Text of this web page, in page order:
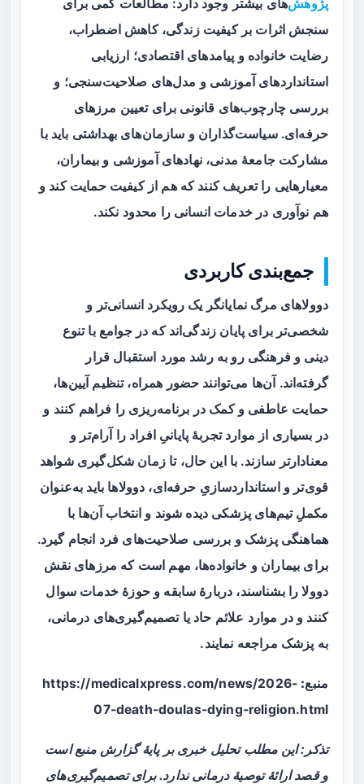
پژوهش‌های بیشتر وجود دارد: مطالعات کمی برای
سنجش اثرات بر کیفیت زندگی، کاهش اضطراب،
رضایت خانواده و پیامدهای اقتصادی؛ ارزیابی
استانداردهای آموزشی و مدل‌های صلاحیت‌سنجی؛ و
بررسی چارچوب‌های قانونی برای تعیین مرزهای
حرفه‌ای. سیاست‌گذاران و سازمان‌های بهداشتی باید با
مشارکت جامعهٔ مدنی، نهادهای آموزشی و بیماران،
معیارهایی را تعریف کنند که هم از کیفیت حمایت کند و
هم نوآوری در خدمات انسانی را محدود نکند.
جمع‌بندی کاربردی
دوولاهای مرگ نمایانگر یک رویکرد انسانی‌تر و
شخصی‌تر برای پایان زندگی‌اند که در جوامع با تنوع
دینی و فرهنگی رو به رشد مورد استقبال قرار
گرفته‌اند. آن‌ها می‌توانند حضور همراه، تنظیم آیین‌ها،
حمایت عاطفی و کمک در برنامه‌ریزی را فراهم کنند و
در بسیاری از موارد تجربهٔ پایانیِ افراد را آرام‌تر و
معنادارتر سازند. با این حال، تا زمان شکل‌گیری شواهد
قوی‌تر و استانداردسازیِ حرفه‌ای، دوولاها باید به‌عنوان
مکملِ تیم‌های پزشکی دیده شوند و انتخاب آن‌ها با
هماهنگی پزشک و بررسی صلاحیت‌های فرد انجام گیرد.
برای بیماران و خانواده‌ها، مهم است که مرزهای نقش
دوولا را بشناسند، دربارهٔ سابقه و حوزهٔ خدمات سوال
کنند و در موارد علائم حاد یا تصمیم‌گیری‌های درمانی،
به پزشک مراجعه نمایند.
منبع: https://medicalxpress.com/news/2026-
07-death-doulas-dying-religion.html
تذکر: این مطلب تحلیل خبری بر پایهٔ گزارش منبع است
و قصد ارائهٔ توصیهٔ درمانی ندارد. برای تصمیم‌گیری‌های